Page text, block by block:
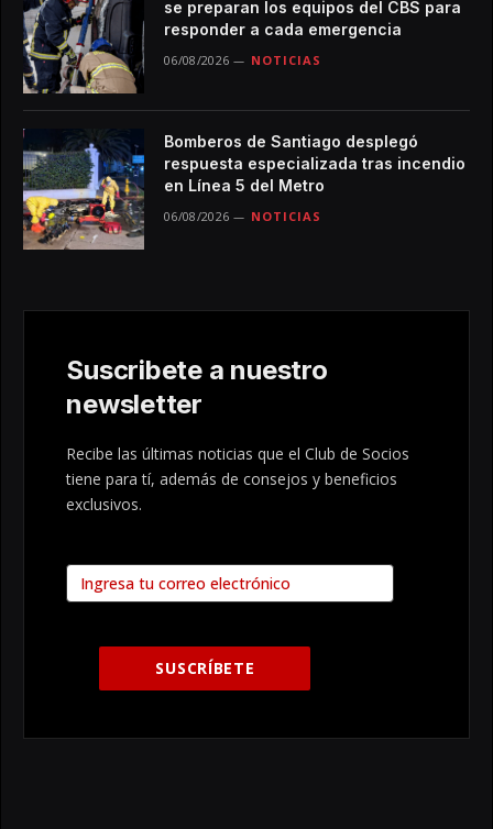
se preparan los equipos del CBS para
responder a cada emergencia
06/08/2026 NOTICIAS
Bomberos de Santiago desplegó
respuesta especializada tras incendio
en Línea 5 del Metro
06/08/2026 NOTICIAS
Suscribete a nuestro
newsletter
Recibe las últimas noticias que el Club de Socios
tiene para tí, además de consejos y beneficios
exclusivos.